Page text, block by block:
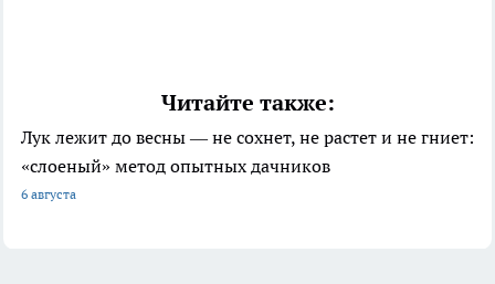
Читайте также:
Лук лежит до весны — не сохнет, не растет и не гниет:
«слоеный» метод опытных дачников
6 августа